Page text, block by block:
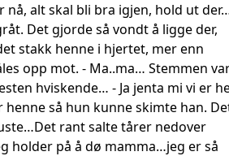
nå, alt skal bli bra igjen, hold ut
Det gjorde så vondt å ligge der,
stakk henne i hjertet, mer enn
opp mot. - Ma..ma… Stemmen
hviskende… - Ja jenta mi vi er
henne så hun kunne skimte han.
rant salte tårer nedover
holder på å dø mamma…jeg er så